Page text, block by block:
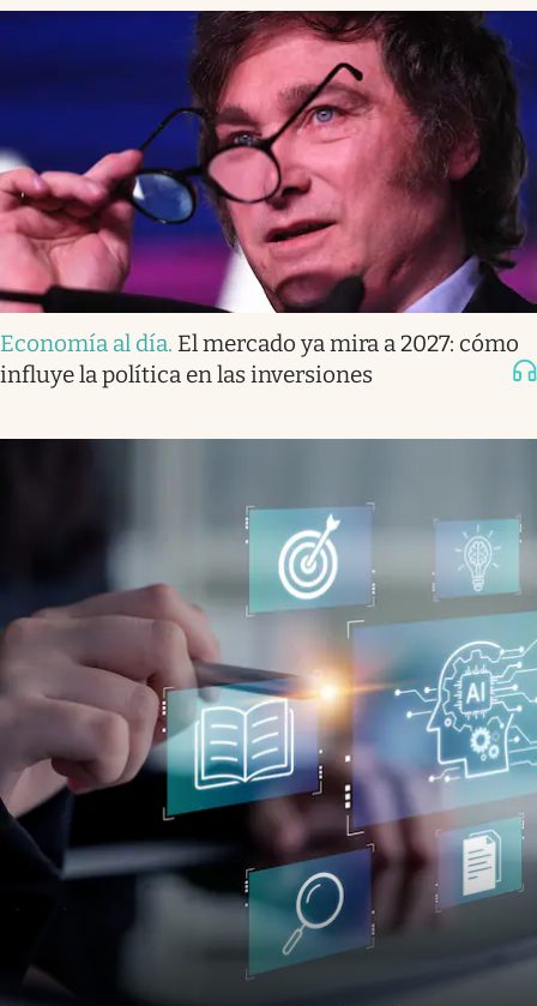
Economía al día. El mercado ya mira a 2027: cómo
influye la política en las inversiones